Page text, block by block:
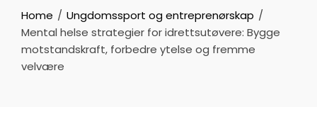
Home
Ungdomssport og entreprenørskap
Mental helse strategier for idrettsutøvere: Bygge
motstandskraft, forbedre ytelse og fremme
velvære